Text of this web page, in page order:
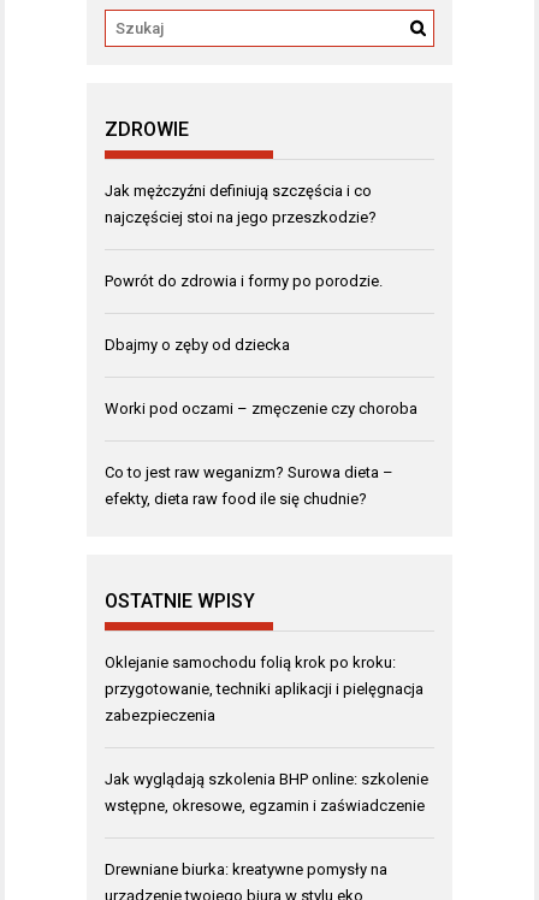
ZDROWIE
Jak mężczyźni definiują szczęścia i co
najczęściej stoi na jego przeszkodzie?
Powrót do zdrowia i formy po porodzie.
Dbajmy o zęby od dziecka
Worki pod oczami – zmęczenie czy choroba
Co to jest raw weganizm? Surowa dieta –
efekty, dieta raw food ile się chudnie?
OSTATNIE WPISY
Oklejanie samochodu folią krok po kroku:
przygotowanie, techniki aplikacji i pielęgnacja
zabezpieczenia
Jak wyglądają szkolenia BHP online: szkolenie
wstępne, okresowe, egzamin i zaświadczenie
Drewniane biurka: kreatywne pomysły na
urządzenie twojego biura w stylu eko